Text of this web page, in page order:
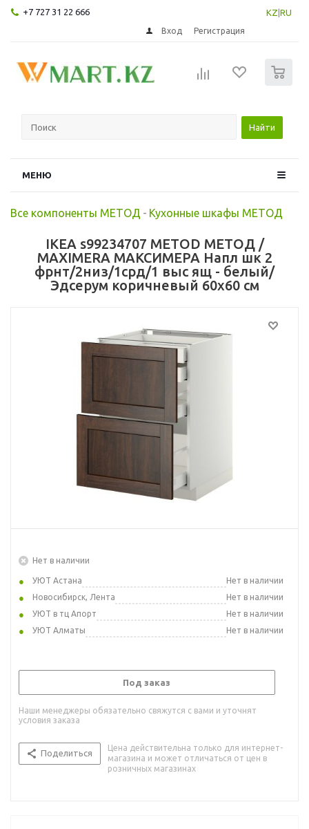
+7 727 31 22 666 KZ RU
Вход Регистрация
Найти
МЕНЮ
Все компоненты МЕТОД - Кухонные шкафы МЕТОД
IKEA s99234707 METOD МЕТОД /
MAXIMERA МАКСИМЕРА Напл шк 2
фрнт/2низ/1срд/1 выс ящ - белый/
Эдсерум коричневый 60x60 см
Нет в наличии
УЮТ Астана
Нет в наличии
Новосибирск, Лента
Нет в наличии
УЮТ в тц Апорт
Нет в наличии
УЮТ Алматы
Нет в наличии
Под заказ
Наши менеджеры обязательно свяжутся с вами и уточнят
условия заказа
Поделиться
Цена действительна только для интернет-
магазина и может отличаться от цен в
розничных магазинах